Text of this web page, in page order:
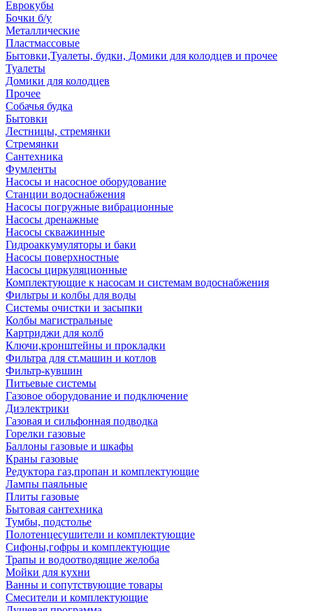
Еврокубы
Бочки б/у
Металлические
Пластмассовые
Бытовки,Туалеты, будки, Домики для колодцев и прочее
Туалеты
Домики для колодцев
Прочее
Собачья будка
Бытовки
Лестницы, стремянки
Стремянки
Сантехника
Фумленты
Насосы и насосное оборудование
Станции водоснабжения
Насосы погружные вибрационные
Насосы дренажные
Насосы скважинные
Гидроаккумуляторы и баки
Насосы поверхностные
Насосы циркуляционные
Комплектующие к насосам и системам водоснабжения
Фильтры и колбы для воды
Системы очистки и засыпки
Колбы магистральные
Картриджи для колб
Ключи,кронштейны и прокладки
Фильтра для ст.машин и котлов
Фильтр-кувшин
Питьевые системы
Газовое оборудование и подключение
Диэлектрики
Газовая и сильфонная подводка
Горелки газовые
Баллоны газовые и шкафы
Краны газовые
Редуктора газ,пропан и комплектующие
Лампы паяльные
Плиты газовые
Бытовая сантехника
Тумбы, подстолье
Полотенцесушители и комплектующие
Сифоны,гофры и комплектующие
Трапы и водоотводящие желоба
Мойки для кухни
Ванны и сопутствующие товары
Смесители и комплектующие